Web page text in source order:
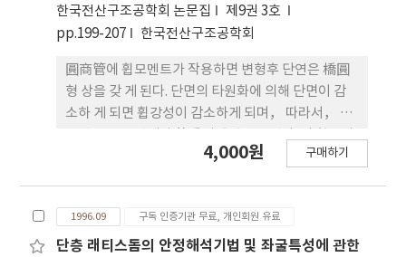
한국전산구조공학회 논문집
제9권 3호
pp.199-207
한국전산구조공학회
圓商管에 휩모멘트가 작용하면 변형후 단연은 橋圓
형 상을 갖 게 된다. 단면의 타원화에 의해 단면이 감
소하 게 되면 휩강성이 감소하게 되며， 따라서， 챔
의 감소 현상 을 Brazier 이 론 또는 Brazier 현상이라
한 현상이 발생한다. 본 논문에서는 평판에서익
Brazier 현상을 규명하기 위하여 3층 적충모델을 만
4,000원 구매하기
1996.09 구독 인증기관 무료, 개인회원 유료
단층 래티스돔의 안정해석기법 및 좌굴특성에 관한